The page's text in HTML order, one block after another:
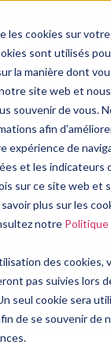
les cookies sur votre
sont utilisés
la manière dont
site web et nous
souvenir de vous.
afin
expérience de
et les indicateurs
sur ce site web et
plus sur les
notre Politique
des cookies,
pas suivies lors
seul cookie sera
de se souvenir de
sur 3 mois
voir le replay
une
un
lorsqu’on est
13 juin, 2019
est un
qui
extérieure
le réconfort
est
sur soi ne
se confronter à